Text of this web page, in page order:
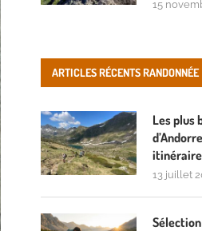
15
ARTICLES RÉCENTS RANDONNÉE
Les plus
13 juillet